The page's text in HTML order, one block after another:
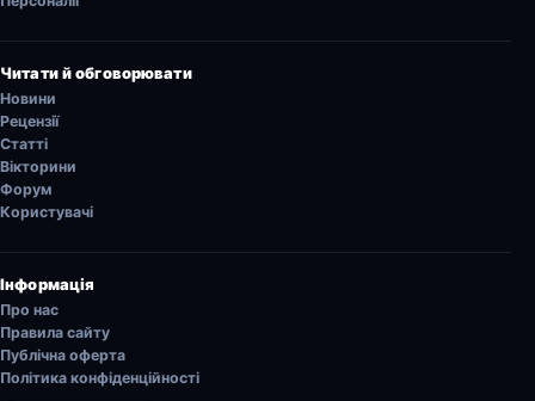
Читати й обговорювати
Новини
Рецензії
Статті
Вікторини
Форум
Користувачі
Інформація
Про нас
Правила сайту
Публічна оферта
Політика конфіденційності